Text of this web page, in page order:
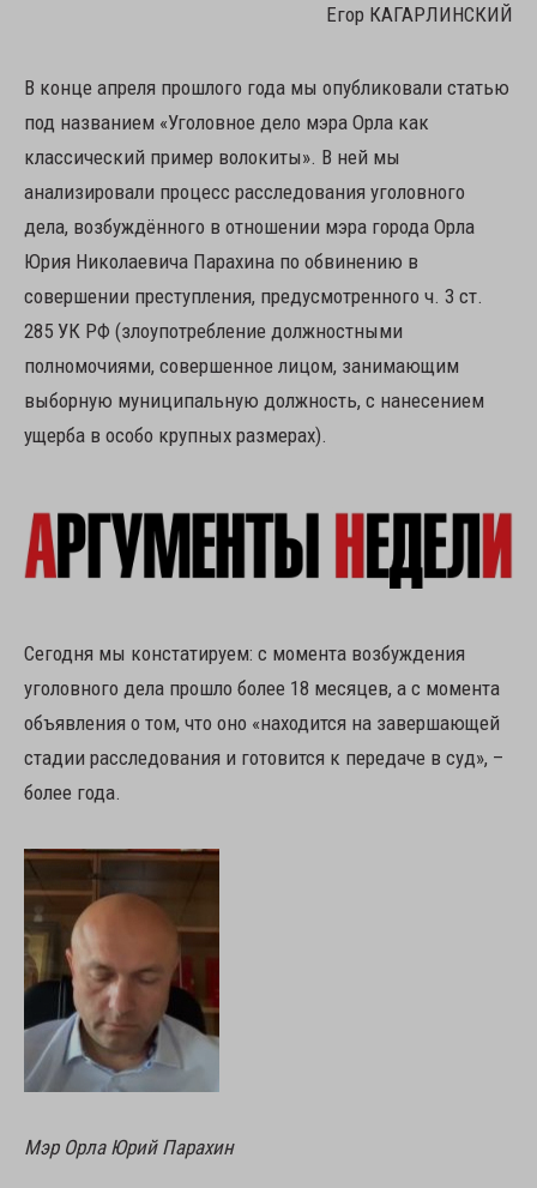
Егор КАГАРЛИНСКИЙ
В конце апреля прошлого года мы опубликовали статью
под названием «Уголовное дело мэра Орла как
классический пример волокиты». В ней мы
анализировали процесс расследования уголовного
дела, возбуждённого в отношении мэра города Орла
Юрия Николаевича Парахина по обвинению в
совершении преступления, предусмотренного ч. 3 ст.
285 УК РФ (злоупотребление должностными
полномочиями, совершенное лицом, занимающим
выборную муниципальную должность, с нанесением
ущерба в особо крупных размерах).
Сегодня мы констатируем: с момента возбуждения
уголовного дела прошло более 18 месяцев, а с момента
объявления о том, что оно «находится на завершающей
стадии расследования и готовится к передаче в суд», –
более года.
Мэр Орла Юрий Парахин